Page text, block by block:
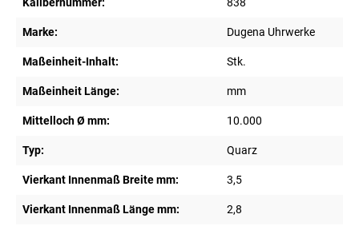
Marke: Dugena Uhrwerke
Maßeinheit-Inhalt: Stk.
Maßeinheit Länge: mm
Mittelloch Ø mm: 10.000
Typ: Quarz
Vierkant Innenmaß Breite mm: 3,5
Vierkant Innenmaß Länge mm: 2,8